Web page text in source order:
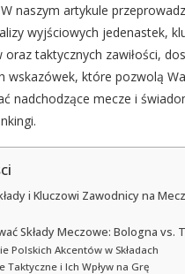
naszym artykule
wyjściowych jedenastek,
oraz taktycznych zawiłości,
wskazówek, które pozwolą
nadchodzące mecze i
i Kluczowi Zawodnicy na
Składy Meczowe: Bologna vs.
Polskich Akcentów w Składach
Taktyczne i Ich Wpływ na Grę